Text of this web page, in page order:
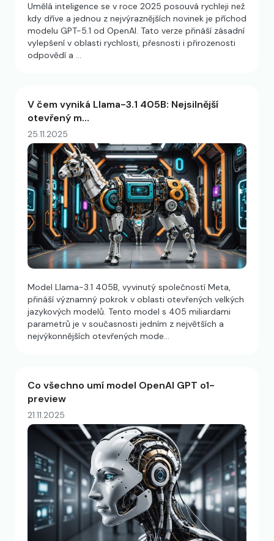
Umělá inteligence se v roce 2025 posouvá rychleji než
kdy dříve a jednou z nejvýraznějších novinek je příchod
modelu GPT-5.1 od OpenAI. Tato verze přináší zásadní
vylepšení v oblasti rychlosti, přesnosti i přirozenosti
odpovědí a …
V čem vyniká Llama-3.1 405B: Nejsilnější
otevřený m…
25.11.2025
Model Llama-3.1 405B, vyvinutý společností Meta,
přináší významný pokrok v oblasti otevřených velkých
jazykových modelů. Tento model s 405 miliardami
parametrů je v současnosti jedním z největších a
nejvýkonnějších otevřených mode…
Co všechno umí model OpenAI GPT o1-
preview
21.11.2025